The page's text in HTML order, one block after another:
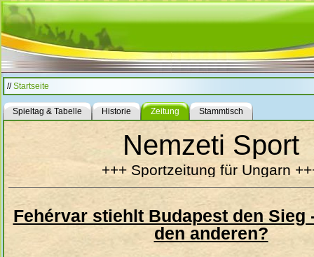
//Startseite
Spieltag & Tabelle Historie Zeitung Stammtisch
Nemzeti Sport
+++ Sportzeitung für Ungarn
Fehérvar stiehlt Budapest den Sieg
den anderen?